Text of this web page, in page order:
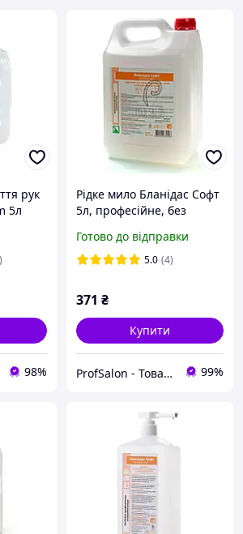
рук
5л
98%
Рідке мило Бланідас Софт
5л, професійне, без
рівнем РН
Готово до відправки
5.0 (4)
371 ₴
Купити
ProfSalon - Товари для професіоналів 99%